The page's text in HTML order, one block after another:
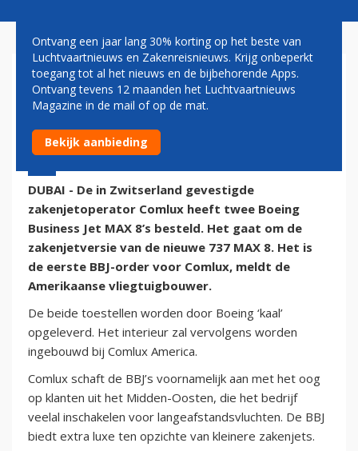
COMLUX BESTELT TWEE BBJ
MAX-TOESTELLEN
10 december 2014 - 17:47 | Door:
DUBAI - De in Zwitserland gevestigde
zakenjetoperator Comlux heeft twee Boeing
Business Jet MAX 8’s besteld. Het gaat om de
zakenjetversie van de nieuwe 737 MAX 8. Het is
de eerste BBJ-order voor Comlux, meldt de
Amerikaanse vliegtuigbouwer.
De beide toestellen worden door Boeing ‘kaal’
opgeleverd. Het interieur zal vervolgens worden
ingebouwd bij Comlux America.
Comlux schaft de BBJ’s voornamelijk aan met het oog
op klanten uit het Midden-Oosten, die het bedrijf
veelal inschakelen voor langeafstandsvluchten. De BBJ
biedt extra luxe ten opzichte van kleinere zakenjets.
Ontvang een jaar lang 30% korting op het beste van
Luchtvaartnieuws en Zakenreisnieuws. Krijg onbeperkt
toegang tot al het nieuws en de bijbehorende Apps.
Ontvang tevens 12 maanden het Luchtvaartnieuws
Magazine in de mail of op de mat.
Bekijk aanbieding